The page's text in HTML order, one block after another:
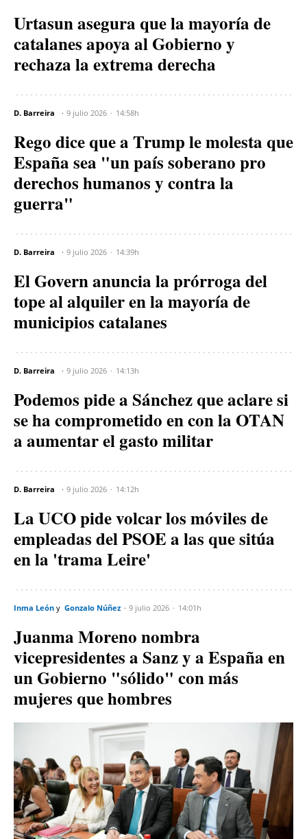
Urtasun asegura que la mayoría de
catalanes apoya al Gobierno y
rechaza la extrema derecha
D. Barreira 9 julio 2026 14:58h
Rego dice que a Trump le molesta que
España sea "un país soberano pro
derechos humanos y contra la
guerra"
D. Barreira 9 julio 2026 14:39h
El Govern anuncia la prórroga del
tope al alquiler en la mayoría de
municipios catalanes
D. Barreira 9 julio 2026 14:13h
Podemos pide a Sánchez que aclare si
se ha comprometido en con la OTAN
a aumentar el gasto militar
D. Barreira 9 julio 2026 14:12h
La UCO pide volcar los móviles de
empleadas del PSOE a las que sitúa
en la 'trama Leire'
Inma León Gonzalo Núñez 9 julio 2026 14:01h
Juanma Moreno nombra
vicepresidentes a Sanz y a España en
un Gobierno "sólido" con más
mujeres que hombres